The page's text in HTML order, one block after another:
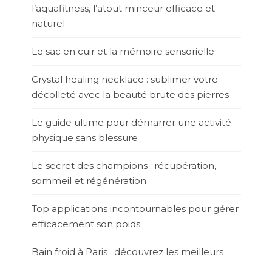
l’aquafitness, l’atout minceur efficace et
naturel
Le sac en cuir et la mémoire sensorielle
Crystal healing necklace : sublimer votre
décolleté avec la beauté brute des pierres
Le guide ultime pour démarrer une activité
physique sans blessure
Le secret des champions : récupération,
sommeil et régénération
Top applications incontournables pour gérer
efficacement son poids
Bain froid à Paris : découvrez les meilleurs